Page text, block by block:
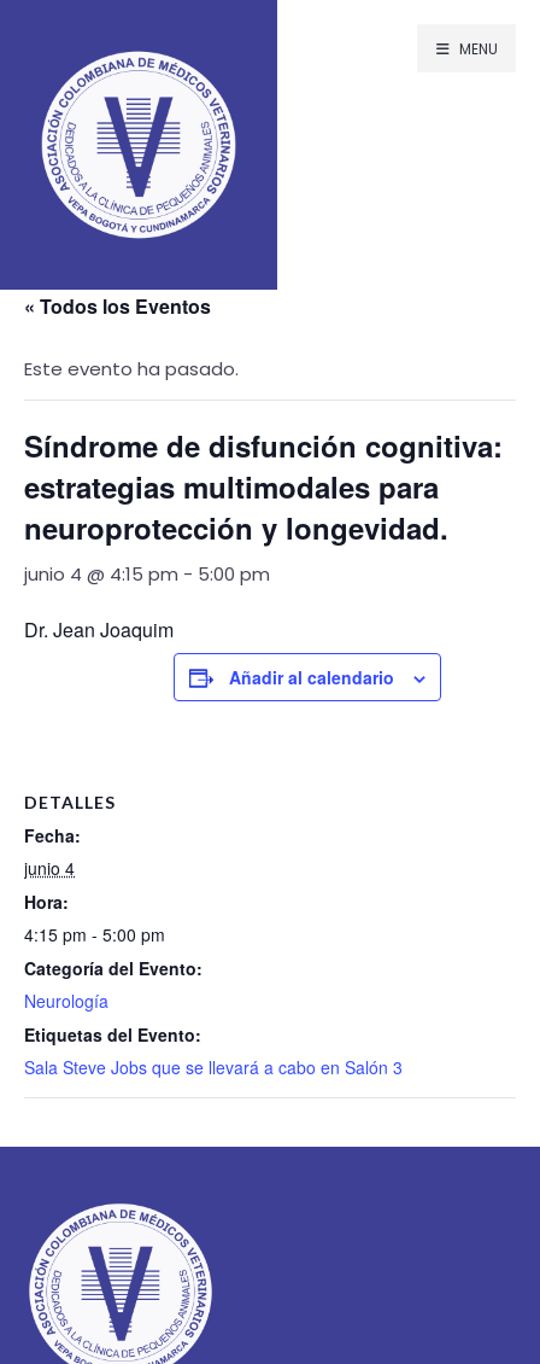
MENU
« Todos los Eventos
Este evento ha pasado.
Síndrome de disfunción cognitiva:
estrategias multimodales para
neuroprotección y longevidad.
junio 4 @ 4:15 pm - 5:00 pm
Dr. Jean Joaquim
Añadir al calendario
DETALLES
Fecha:
junio 4
Hora:
4:15 pm - 5:00 pm
Categoría del Evento:
Neurología
Etiquetas del Evento:
Sala Steve Jobs que se llevará a cabo en Salón 3